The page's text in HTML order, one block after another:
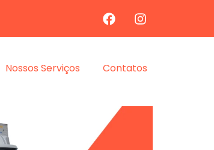
Nossos Serviços Contatos